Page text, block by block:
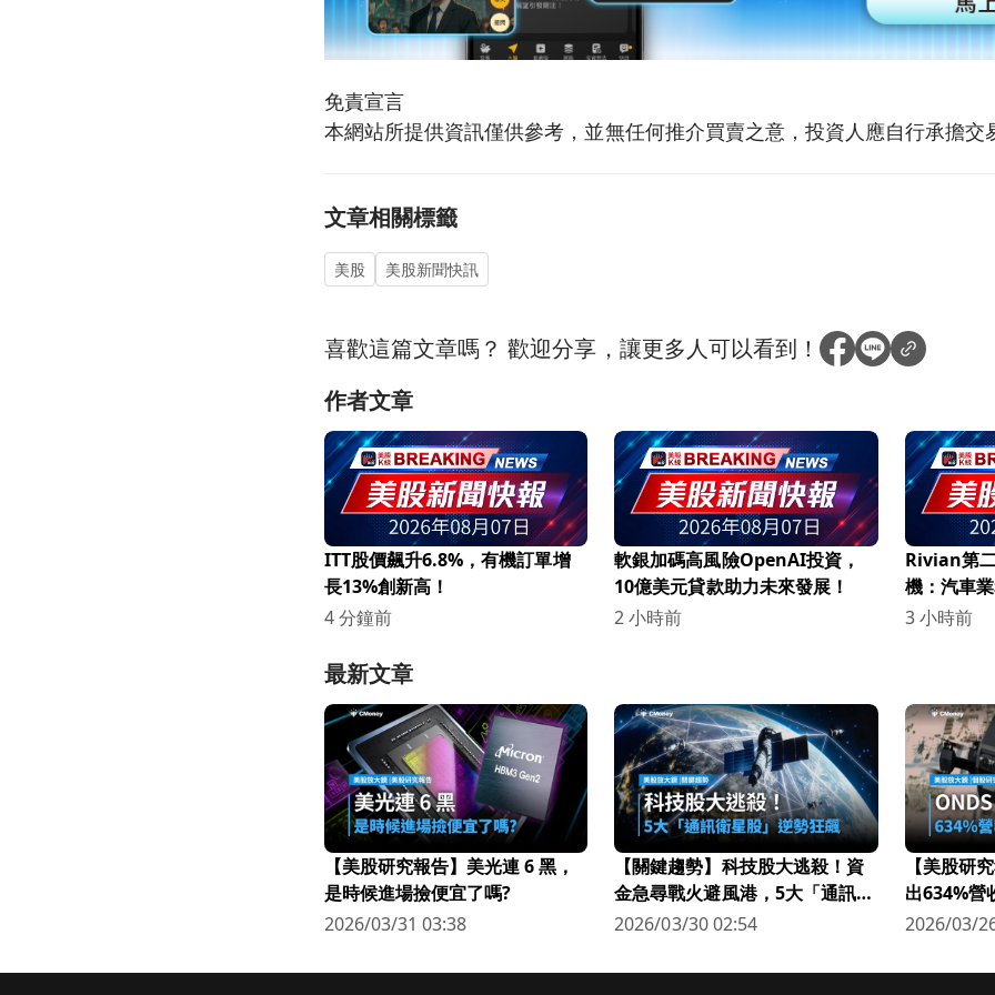
免責宣言
本網站所提供資訊僅供參考，並無任何推介買賣之意，投資人應自行承擔交
文章相關標籤
美股 美股新聞快訊
喜歡這篇文章嗎？歡迎分享，讓更多人可以看到！
作者文章
ITT股價飆升6.8%，有機訂單增
長13%創新高！
4 分鐘前
軟銀加碼高風險OpenAI投資，
10億美元貸款助力未來發展！
2 小時前
Rivian第
機：汽車
與合作
3 小時前
最新文章
【美股研究報告】美光連 6 黑，
是時候進場撿便宜了嗎?
2026/03/31 03:38
【關鍵趨勢】科技股大逃殺！資
金急尋戰火避風港，5大「通訊衛
星股」逆勢狂飆
2026/03/30 02:54
【美股研
出634%營
科技新星
2026/03/